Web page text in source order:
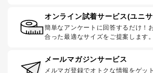
オンライン試着サービス(ユニ
簡単なアンケートに回答するだけ！
合った最適なサイズをご提案します。
メールマガジンサービス
メルマガ登録でオトクな情報をゲッ